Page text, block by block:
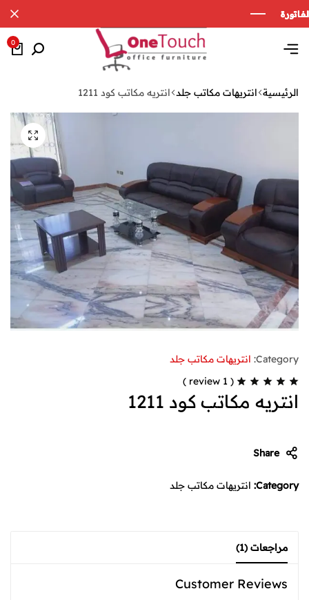
0
الرئيسية انتريهات مكاتب جلد انتريه مكاتب كود 1211
Category: انتريهات مكاتب جلد
(
1
انتريه مكاتب كود 1211
Share
Category: انتريهات مكاتب جلد
مراجعات (1)
Customer Reviews